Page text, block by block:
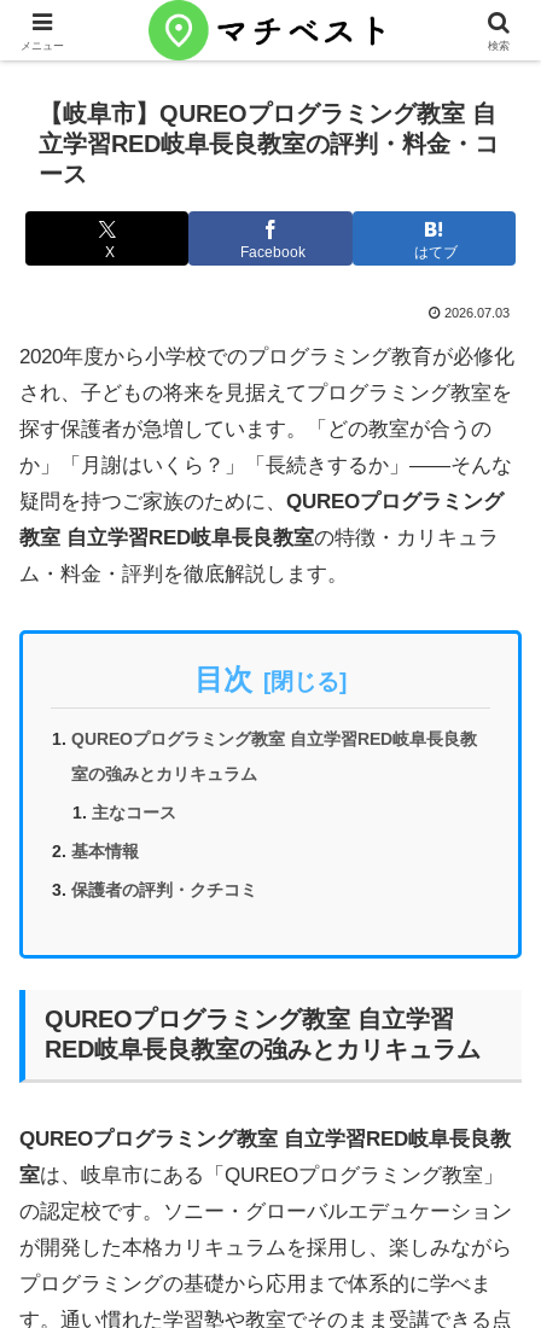
【岐阜市】QUREOプログラミング教室 自
立学習RED岐阜長良教室の評判・料金・コ
ース
X Facebook はてブ
2026.07.03
2020年度から小学校でのプログラミング教育が必修化
され、子どもの将来を見据えてプログラミング教室を
探す保護者が急増しています。「どの教室が合うの
か」「月謝はいくら？」「長続きするか」——そんな
疑問を持つご家族のために、 QUREOプログラミング
教室 自立学習RED岐阜長良教室の特徴・カリキュラ
ム・料金・評判を徹底解説します。
目次
QUREOプログラミング教室 自立学習RED岐阜長良教
室の強みとカリキュラム
主なコース
基本情報
保護者の評判・クチコミ
QUREOプログラミング教室 自立学習
RED岐阜長良教室の強みとカリキュラム
QUREOプログラミング教室 自立学習RED岐阜長良教
室は、岐阜市にある「QUREOプログラミング教室」
の認定校です。ソニー・グローバルエデュケーション
が開発した本格カリキュラムを採用し、楽しみながら
プログラミングの基礎から応用まで体系的に学べま
す。通い慣れた学習塾や教室でそのまま受講できる点
メニュー 検索